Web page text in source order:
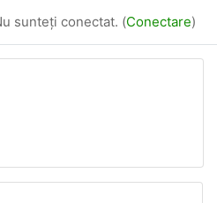
sunteți conectat. (Conectare)